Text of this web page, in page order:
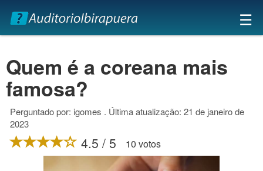
×
☰
Quem é a coreana mais
famosa?
Perguntado por: igomes . Última atualização: 21 de janeiro de
2023
4.5 / 5 10 votos